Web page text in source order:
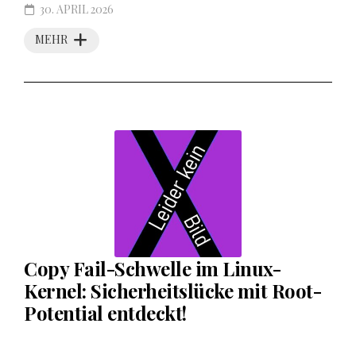
MEHR
30. APRIL 2026
Copy Fail-Schwelle im Linux-
Kernel: Sicherheitslücke mit Root-
Potential entdeckt!